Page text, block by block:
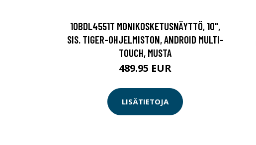
10BDL4551T MONIKOSKETUSNÄYTTÖ, 10",
SIS. TIGER-OHJELMISTON, ANDROID MULTI-
TOUCH, MUSTA
489.95 EUR
LISÄTIETOJA